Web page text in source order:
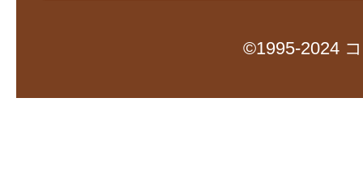
©1995-2024